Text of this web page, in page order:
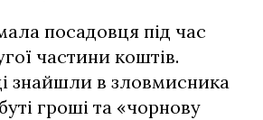
посадовця під час
частини коштів.
знайшли в зловмисника
гроші та «чорнову